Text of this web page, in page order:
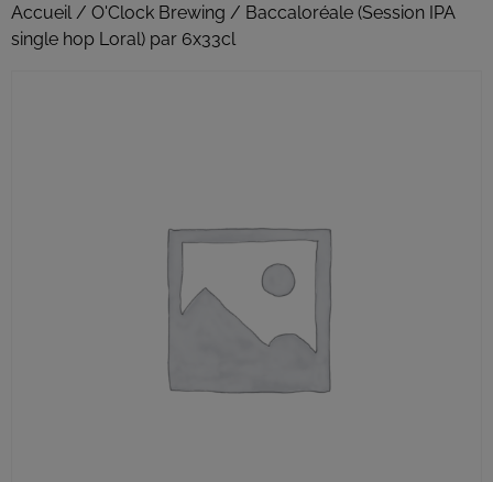
Accueil/ O'Clock Brewing / Baccaloréale (Session IPA
single hop Loral) par 6x33cl